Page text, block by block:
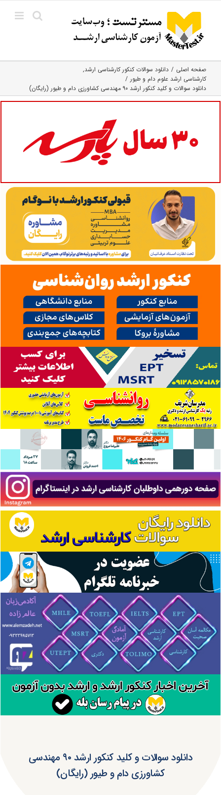
content
صفحه اصلی
دانلود سوالات کنکور کارشناسی ارشد
کارشناسی ارشد علوم دام و طیور
دانلود سوالات و کلید کنکور ارشد ۹۰ مهندسی کشاورزی دام و طیور (رایگان)
دانلود سوالات و کلید کنکور ارشد ۹۰ مهندسی
کشاورزی دام و طیور (رایگان)